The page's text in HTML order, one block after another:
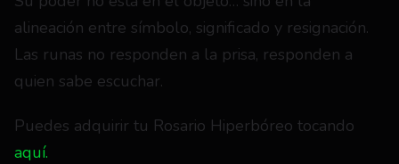
alineación entre símbolo, significado y resignación.
Las runas no responden a la prisa, responden a
quien sabe escuchar.
aquí.